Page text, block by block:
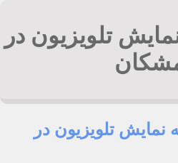
تلویزیون در
تلویزیون در